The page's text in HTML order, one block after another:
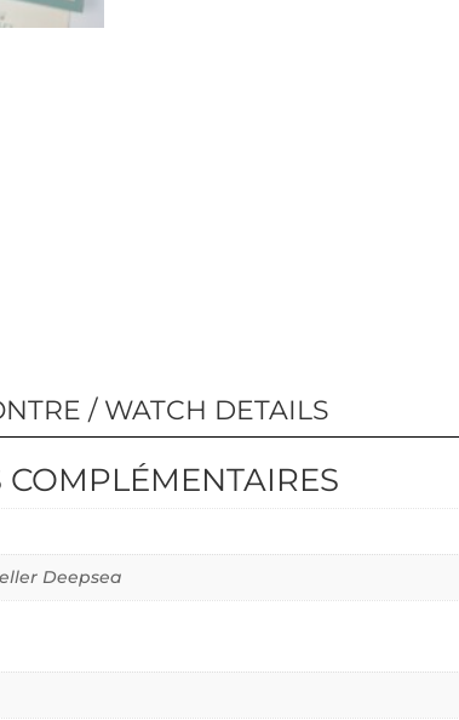
/ WATCH DETAILS
Deepsea